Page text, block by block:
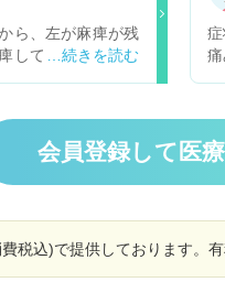
ら、左が麻痺が残
してるから、右で
会員登録して医
税込)で提供しております。